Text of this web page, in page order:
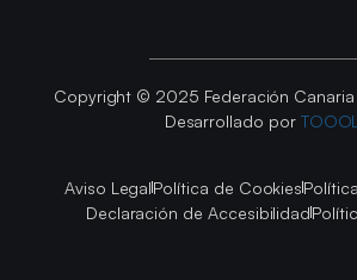
Copyright © 2025 Federación Canaria
Desarrollado por
Aviso LegalPolítica de Cookies
Declaración de Accesibilidad